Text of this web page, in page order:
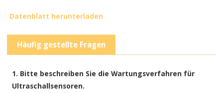
Datenblatt herunterladen
Häufig gestellte Fragen
1. Bitte beschreiben Sie die Wartungsverfahren für
Ultraschallsensoren.